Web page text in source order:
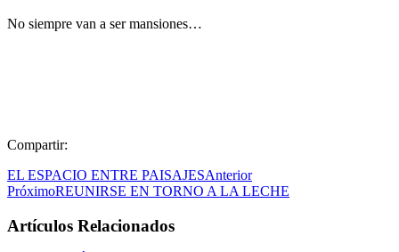
No siempre van a ser mansiones…
Compartir:
EL ESPACIO ENTRE PAISAJESAnterior
PróximoREUNIRSE EN TORNO A LA LECHE
Artículos Relacionados